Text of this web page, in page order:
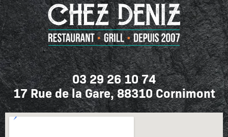
03 29 26 10 74
17 Rue de la Gare, 88310 Cornimont